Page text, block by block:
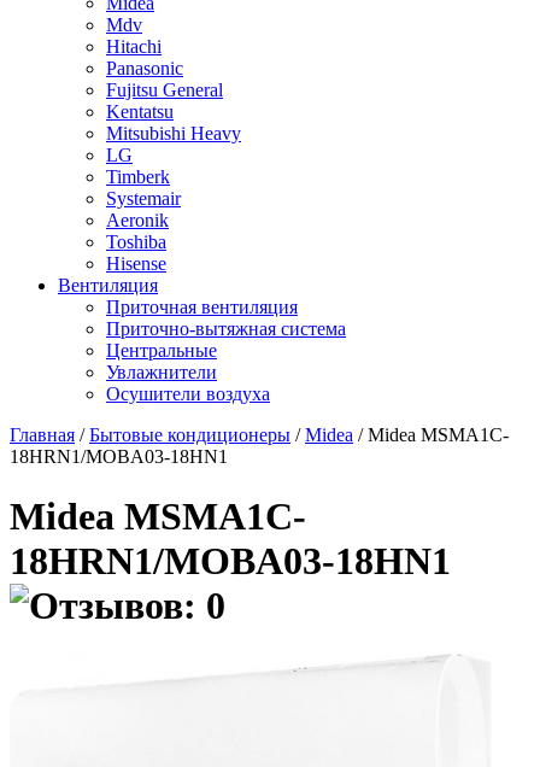
Mdv
Hitachi
Panasonic
Fujitsu General
Kentatsu
Mitsubishi Heavy
LG
Timberk
Systemair
Aeronik
Toshiba
Hisense
Вентиляция
Приточная вентиляция
Приточно-вытяжная система
Центральные
Увлажнители
Осушители воздуха
Главная /Бытовые кондиционеры /Midea / Midea MSMA1C-
18HRN1/MOBA03-18HN1
Midea MSMA1C-
18HRN1/MOBA03-18HN1